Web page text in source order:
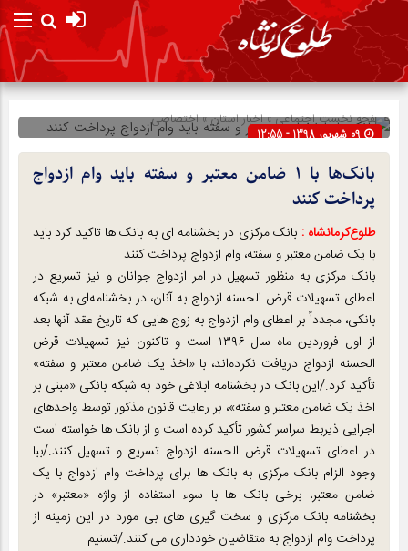
صفحه نخستاجتماعی»اخبار استان»اختصاصی
09 شهریور 1398 - 12:55
شناسه : 108846
بانک‌ها با ۱ ضامن معتبر و سفته باید وام ازدواج
پرداخت کنند
طلوع‌‌کرمانشاه : بانک مرکزی در بخشنامه ای به بانک ها تاکید کرد باید
با یک ضامن معتبر و سفته، وام ازدواج پرداخت کنند
بانک مرکزی به منظور تسهیل در امر ازدواج جوانان و نیز تسریع در
اعطای تسهیلات قرض الحسنه ازدواج به آنان، در بخشنامه‌ای به شبکه
بانکی، مجدداً بر اعطای وام ازدواج به زوج هایی که تاریخ عقد آنها بعد
از اول فروردین ماه سال ۱۳۹۶ است و تاکنون نیز تسهیلات قرض
الحسنه ازدواج دریافت نکرده‌اند، با «اخذ یک ضامن معتبر و سفته»
تأکید کرد./این بانک در بخشنامه ابلاغی خود به شبکه بانکی «مبنی بر
اخذ یک ضامن معتبر و سفته»، بر رعایت قانون مذکور توسط واحدهای
اجرایی ذیربط سراسر کشور تأکید کرده است و از بانک ها خواسته است
در اعطای تسهیلات قرض الحسنه ازدواج تسریع و تسهیل کنند./ببا
وجود الزام بانک مرکزی به بانک ها برای پرداخت وام ازدواج با یک
ضامن معتبر، برخی بانک ها با سوء استفاده از واژه «معتبر» در
بخشنامه بانک مرکزی و سخت گیری های بی مورد در این زمینه از
پرداخت وام ازدواج به متقاضیان خودداری می کنند./تسنیم